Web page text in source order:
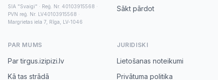
SIA "Svaigi" · Reģ. Nr. 40103915568 ·
PVN reģ. Nr. LV40103915568 ·
Margrietas iela 7, Rīga, LV-1046
Sākt pārdot
PAR MUMS
Par tirgus.izipizi.lv
Kā tas strādā
JURIDISKI
Lietošanas noteikumi
Privātuma politika